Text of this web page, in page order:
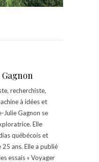
recherchiste,
à idées et
Julie Gagnon se
Elle
québécois et
ans. Elle a publié
essais « Voyager